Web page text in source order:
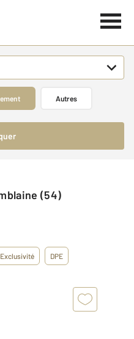
Autres
(54)
Exclusivité DPE